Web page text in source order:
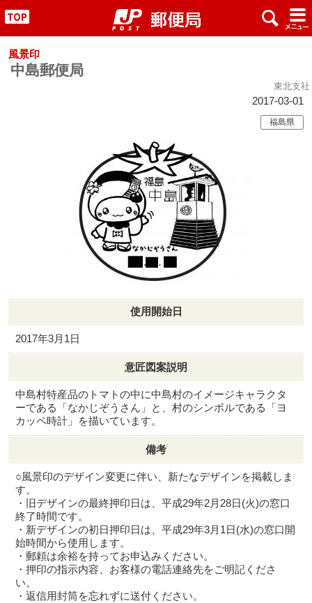
" x #
風景印
中島郵便局
東北支社
2017-03-01
福島県
使用開始日
2017年3月1日
意匠図案説明
中島村特産品のトマトの中に中島村のイメージキャラクタ
ーである「なかじぞうさん」と、村のシンボルである「ヨ
カッペ時計」を描いています。
備考
○風景印のデザイン変更に伴い、新たなデザインを掲載しま
す。
・旧デザインの最終押印日は、平成29年2月28日(火)の窓口
終了時間です。
・新デザインの初日押印日は、平成29年3月1日(水)の窓口開
始時間から使用します。
・郵頼は余裕を持ってお申込みください。
・押印の指示内容、お客様の電話連絡先をご明記くださ
い。
・返信用封筒を忘れずに送付ください。